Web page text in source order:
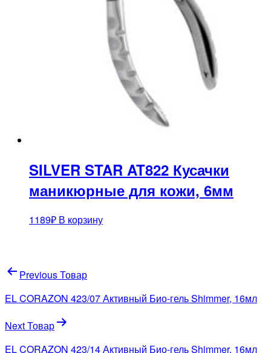
SILVER STAR AT822 Кусачки
маникюрные для кожи, 6мм
1189₽ В корзину
Навигация
по
записям
Previous Товар
EL CORAZON 423/07 Активный Био-гель Shimmer, 16мл
Next Товар
EL CORAZON 423/14 Активный Био-гель Shimmer, 16мл